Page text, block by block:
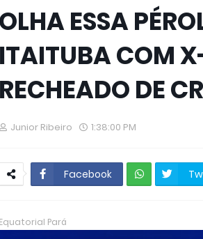
OLHA ESSA
ITAITUBA COM
RECHEADO DE
Junior Ribeiro 1:38:00 PM
Facebook
Equatorial Pará